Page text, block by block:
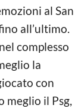
al San
all’ultimo.
complesso
la
con
meglio il Psg,